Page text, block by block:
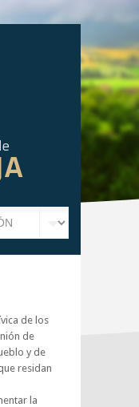
de los
de
y de
residan
la